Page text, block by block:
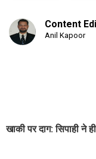
Content
Anil Kapoor
खाकी पर दाग: सिपाही ने